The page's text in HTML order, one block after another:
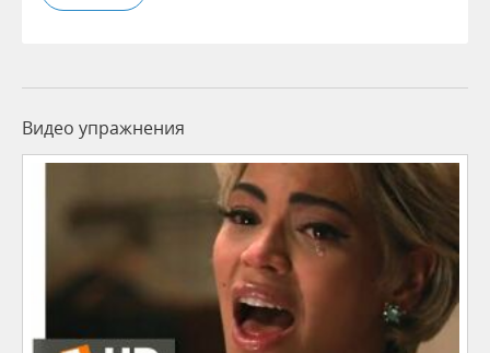
Видео упражнения